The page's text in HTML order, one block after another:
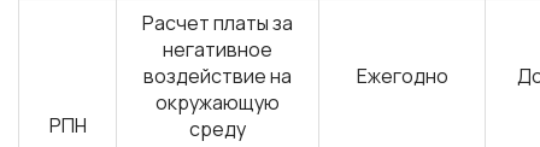
РПН
Расчет платы за
негативное
воздействие на
окружающую
среду
Ежегодно